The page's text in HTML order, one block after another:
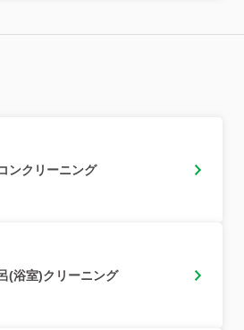
ンクリーニング
(浴室)クリーニング